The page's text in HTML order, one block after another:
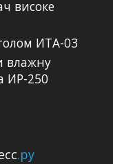
.ру
високе
ИТА-03
влажну
ИР-250